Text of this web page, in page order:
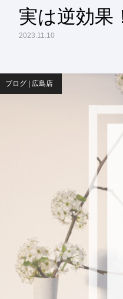
実は逆効果
2023.11.10
ブログ | 広島店